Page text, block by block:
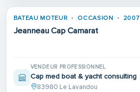
BATEAU MOTEUR OCCASION 2007
Jeanneau Cap Camarat
VENDEUR PROFESSIONNEL
Cap med boat & yacht consulting
83980 Le Lavandou